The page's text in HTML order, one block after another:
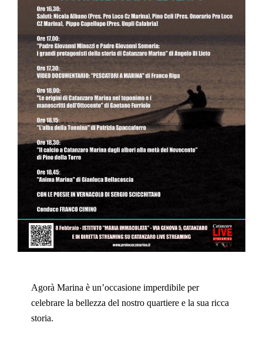
Agorà Marina è un’occasione imperdibile per
celebrare la bellezza del nostro quartiere e la sua ricca
storia.